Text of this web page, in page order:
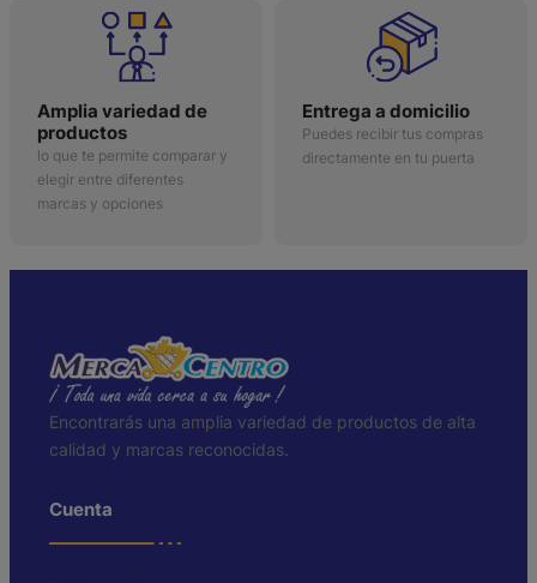
Amplia variedad de
productos
lo que te permite comparar y
elegir entre diferentes
marcas y opciones
Entrega a domicilio
Puedes recibir tus compras
directamente en tu puerta
Encontrarás una amplia variedad de productos de alta
calidad y marcas reconocidas.
Cuenta